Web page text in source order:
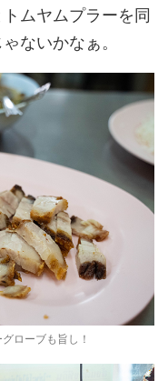
ムヤムプラーを同
ないかなぁ。
ローブも旨し！